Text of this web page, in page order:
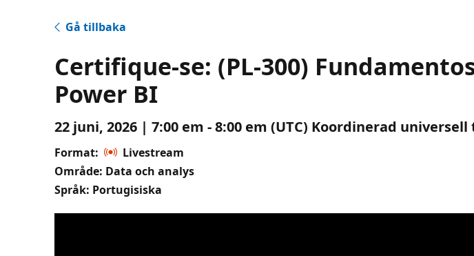
Gå tillbaka
Certifique-se: (PL-300)
Power BI
22 juni, 2026 | 7:00 em - 8:00 em (UTC) Koordinerad universell
Format:
Livestream
Område: Data och analys
Språk: Portugisiska